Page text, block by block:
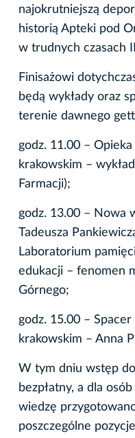
najokrutniejszą
historią Apteki pod
w trudnych czasach
Finisażowi
będą wykłady oraz
terenie dawnego
godz. 11.00 –
krakowskim –
Farmacji);
godz. 13.00 – Nowa
Tadeusza
Laboratorium
edukacji – fenomen
Górnego;
godz. 15.00 –
krakowskim – Anna
W tym dniu wstęp
bezpłatny, a dla
wiedzę
poszczególne